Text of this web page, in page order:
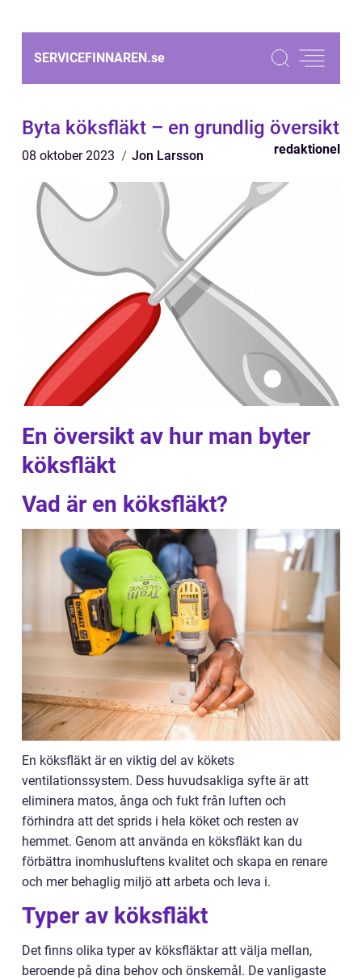
SERVICEFINNAREN.se
Byta köksfläkt – en grundlig översikt
08 oktober 2023 Jon Larsson redaktionel
En översikt av hur man byter
köksfläkt
Vad är en köksfläkt?
En köksfläkt är en viktig del av kökets
ventilationssystem. Dess huvudsakliga syfte är att
eliminera matos, ånga och fukt från luften och
förhindra att det sprids i hela köket och resten av
hemmet. Genom att använda en köksfläkt kan du
förbättra inomhusluftens kvalitet och skapa en renare
och mer behaglig miljö att arbeta och leva i.
Typer av köksfläkt
Det finns olika typer av köksfläktar att välja mellan,
beroende på dina behov och önskemål. De vanligaste